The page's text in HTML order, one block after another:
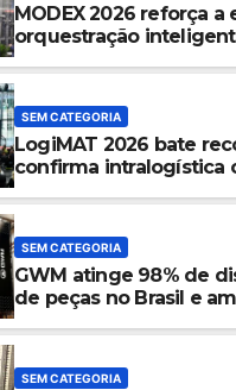
MODEX 2026 reforça a
orquestração
SEM CATEGORIA
LogiMAT 2026 bate
confirma intralogística
SEM CATEGORIA
GWM atinge 98% de
de peças no Brasil e
SEM CATEGORIA